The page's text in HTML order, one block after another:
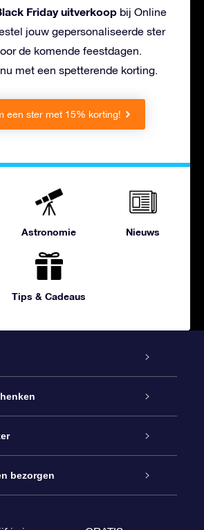
Friday uitverkoop bij Online
jouw gepersonaliseerde ster
de komende feestdagen.
met een spetterende korting.
een ster met 15% korting!
Astronomie Nieuws
Tips & Cadeaus
bezorgen